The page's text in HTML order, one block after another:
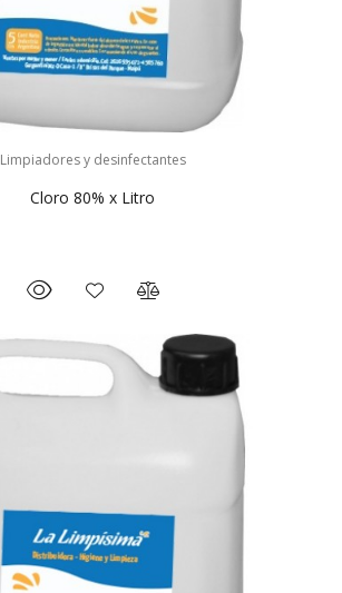
Limpiadores y desinfectantes
Cloro 80% x Litro